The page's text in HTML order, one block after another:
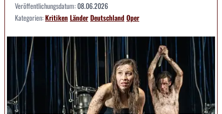
Veröffentlichungsdatum:08.06.2026
Kategorien:KritikenLänderDeutschlandOper